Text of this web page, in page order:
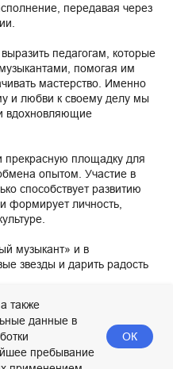
также
данные в
пребывание
ОК
передавая через
педагогам, которые
помогая им
мастерство. Именно
и любви к своему делу мы
вдохновляющие
прекрасную площадку для
опытом. Участие в
способствует развитию
формирует личность,
музыкант» и в
звезды и дарить радость